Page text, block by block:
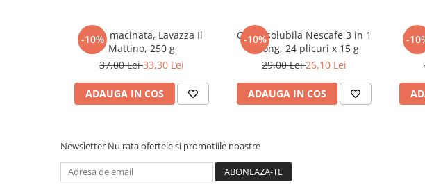
Birotica & Papetarie
Articole Birotica
Accesorii Arhivare
-10%
Cafea macinata, Lavazza Il
Mattino, 250 g
37,00 Lei33,30 Lei
ADAUGA IN COS
-10%
Cafea solubila Nescafe 3 in 1
Strong, 24 plicuri x 15 g
29,00 Lei26,10 Lei
ADAUGA IN COS
-
Newsletter Nu rata ofertele si promotiile noastre